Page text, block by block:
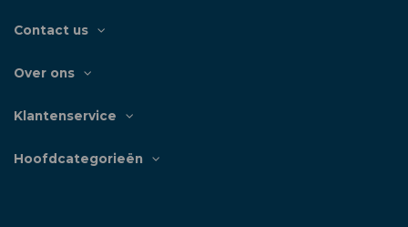
Contact us
Over ons
Klantenservice
Hoofdcategorieën